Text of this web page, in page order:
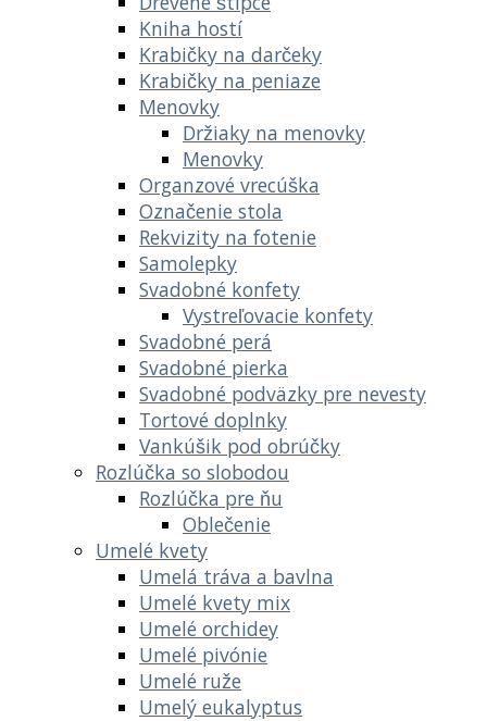
Kniha hostí
Krabičky na darčeky
Krabičky na peniaze
Menovky
Držiaky na menovky
Menovky
Organzové vrecúška
Označenie stola
Rekvizity na fotenie
Samolepky
Svadobné konfety
Vystreľovacie konfety
Svadobné perá
Svadobné pierka
Svadobné podväzky pre nevesty
Tortové doplnky
Vankúšik pod obrúčky
Rozlúčka so slobodou
Rozlúčka pre ňu
Oblečenie
Umelé kvety
Umelá tráva a bavlna
Umelé kvety mix
Umelé orchidey
Umelé pivónie
Umelé ruže
Umelý eukalyptus